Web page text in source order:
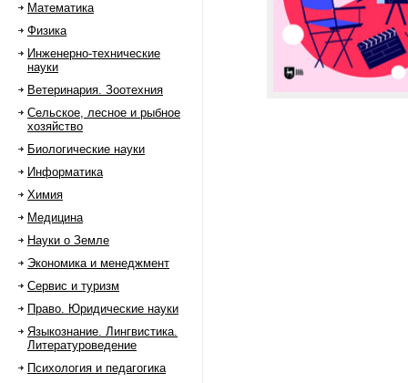
Математика
Физика
Инженерно-технические
науки
Ветеринария. Зоотехния
Сельское, лесное и рыбное
хозяйство
Биологические науки
Информатика
Химия
Медицина
Науки о Земле
Экономика и менеджмент
Сервис и туризм
Право. Юридические науки
Языкознание. Лингвистика.
Литературоведение
Психология и педагогика